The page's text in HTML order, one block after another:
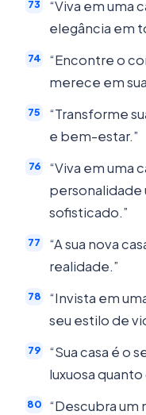
“Viva em uma
elegância em
“Encontre o
merece em
“Transforme
e bem-estar.”
“Viva em uma
personalidade
sofisticado.”
“A sua nova
realidade.”
“Invista em
seu estilo de
“Sua casa é o
luxuosa
“Descubra